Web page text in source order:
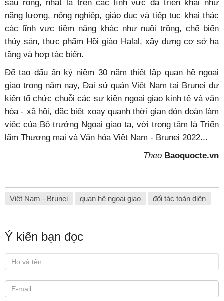
Cột mốc 30 năm thiết lập quan hệ ngoại giao giữa hai
nước là dịp để hai nước nhìn lại những thành tựu đã đạt
được và hướng tới những mục tiêu mới trong quan hệ
song phương. Như đã được nhất trí về mặt chủ trương,
một trong những trọng tâm hợp tác quan trọng nhất cần
triển khai là việc sớm tổ chức Kỳ họp lần thứ 2 Ủy ban
hỗn hợp về hợp tác song phương cấp Bộ trưởng Ngoại
giao tại Brunei vào khoảng nửa cuối năm nay.
Nhân dịp này, hai bên sẽ thúc đẩy và tiến tới ký kết
Chương trình hành động triển khai quan hệ Đối tác toàn
diện trong năm năm tới; tạo khuôn khổ thúc đẩy hợp tác
sâu rộng, nhất là trên các lĩnh vực đã triển khai như
tầng và hợp tác biển.
Để tạo dấu ấn kỷ niệm 30 năm thiết lập quan hệ ngoại
giao trong năm nay, Đại sứ quán Việt Nam tại Brunei dự
hóa - xã hội, đặc biệt xoay quanh thời gian đón đoàn làm
lãm Thương mại và Văn hóa Việt Nam - Brunei 2022...